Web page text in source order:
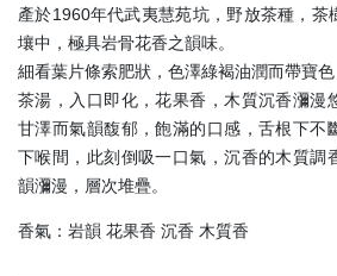
產於1960年代武夷慧苑坑，野放茶種，茶
壤中，極具岩骨花香之韻味。
細看葉片條索肥狀，色澤綠褐油潤而帶寶色
茶湯，入口即化，花果香，木質沉香瀰漫
甘澤而氣韻馥郁，飽滿的口感，舌根下不
下喉間，此刻倒吸一口氣，沉香的木質調
韻瀰漫，層次堆疊。
香氣：岩韻 花果香 沉香 木質香